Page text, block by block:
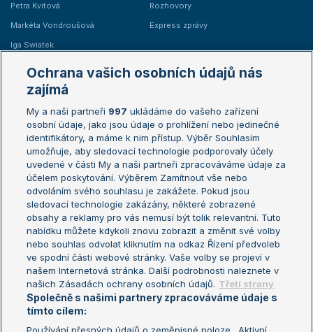
Petra Kvitová
Markéta Vondroušová
Iga Swiatek
Rozhovory
Express zprávy
Žebříčky
Žebříček ATP (muži)
Žebříček WTA (ženy)
Sázkařský žebříček
Australian Open
French Open
Wimbledon
US Open
Turnaj mistrů
Turnaj mistryň
Aktualní trendy
Fotbalové přestupy
Livesport Daily
LS Prague Open
Ochrana vašich osobních údajů nás
zajímá
My a naši partneři 997 ukládáme do vašeho zařízení
osobní údaje, jako jsou údaje o prohlížení nebo jedinečné
identifikátory, a máme k nim přístup. Výběr Souhlasím
umožňuje, aby sledovací technologie podporovaly účely
uvedené v části My a naši partneři zpracováváme údaje za
účelem poskytování. Výběrem Zamítnout vše nebo
odvoláním svého souhlasu je zakážete. Pokud jsou
sledovací technologie zakázány, některé zobrazené
obsahy a reklamy pro vás nemusí být tolik relevantní. Tuto
nabídku můžete kdykoli znovu zobrazit a změnit své volby
nebo souhlas odvolat kliknutím na odkaz Řízení předvoleb
ve spodní části webové stránky. Vaše volby se projeví v
našem Internetová stránka. Další podrobnosti naleznete v
našich Zásadách ochrany osobních údajů. Třetí strany
Společně s našimi partnery zpracováváme údaje s
tímto cílem: